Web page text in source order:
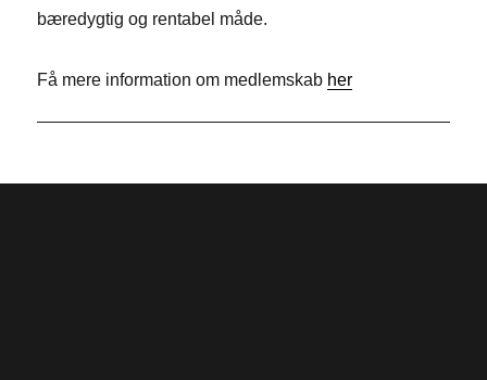
n
r
bæredygtig og rentabel måde.
Få mere information om medlemskab her